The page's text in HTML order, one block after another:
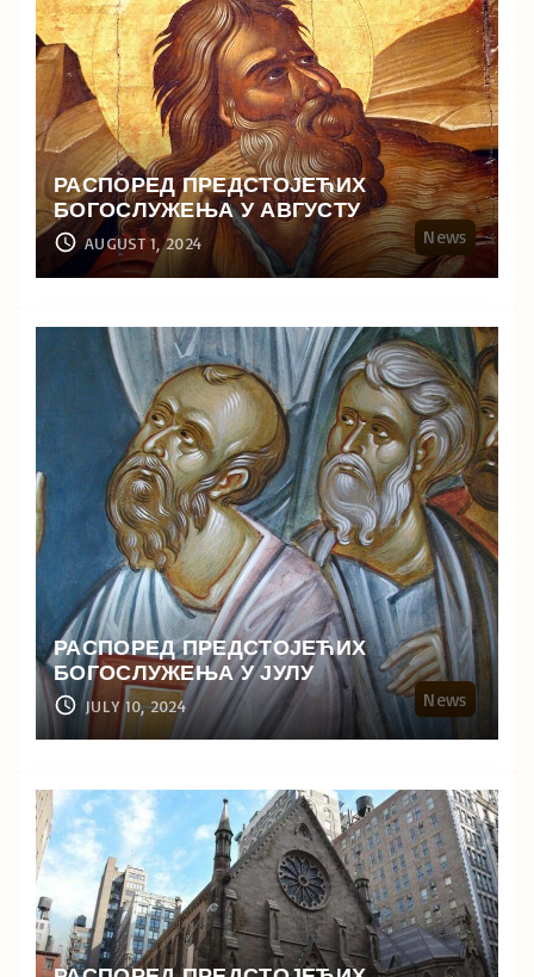
News
РАСПОРЕД ПРЕДСТОЈЕЋИХ
БОГОСЛУЖЕЊА У АВГУСТУ
AUGUST 1, 2024
News
РАСПОРЕД ПРЕДСТОЈЕЋИХ
БОГОСЛУЖЕЊА У ЈУЛУ
JULY 10, 2024